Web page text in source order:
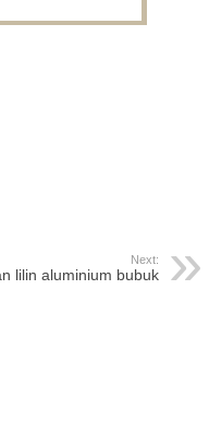
Next:
lilin aluminium bubuk